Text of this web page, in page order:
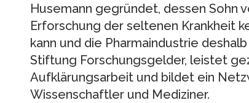
Husemann gegründet, dessen Sohn
Erforschung der seltenen Krankheit
kann und die Pharmaindustrie
Stiftung Forschungsgelder, leistet
Aufklärungsarbeit und bildet ein
Wissenschaftler und Mediziner.